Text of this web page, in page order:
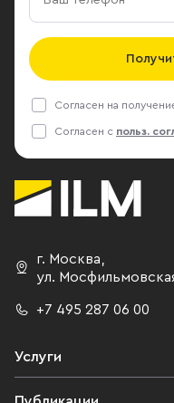
Согласен на
Согласен с польз.
г. Москва,
ул.
+7 495 287 06 00
Услуги